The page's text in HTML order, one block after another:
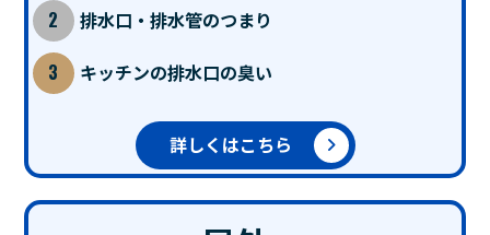
排水口・排水管のつまり
キッチンの排水口の臭い
詳しくはこちら